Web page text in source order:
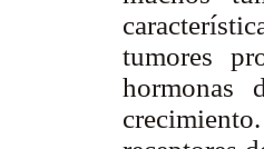
tumores
hormonas